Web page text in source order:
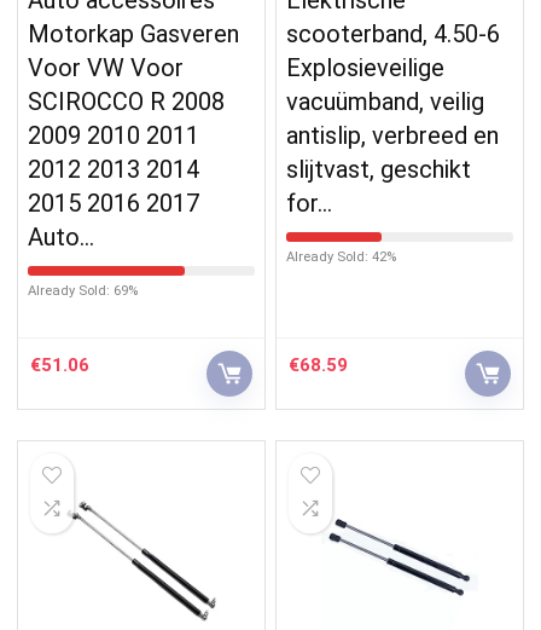
Motorkap Gasveren
Voor VW Voor
SCIROCCO R 2008
2009 2010 2011
2012 2013 2014
2015 2016 2017
Auto…
Already Sold: 69%
€51.06
scooterband, 4.50-6
Explosieveilige
vacuümband, veilig
antislip, verbreed en
slijtvast, geschikt
for…
Already Sold: 42%
€68.59